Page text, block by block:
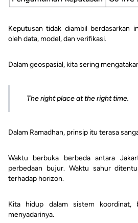
Keputusan tidak diambil berdasarkan
oleh data, model, dan verifikasi.
Dalam geospasial, kita sering
The right place at the right time.
Dalam Ramadhan, prinsip itu terasa
Waktu berbuka berbeda antara
perbedaan bujur. Waktu sahur
terhadap horizon.
Kita hidup dalam sistem koordinat,
menyadarinya.